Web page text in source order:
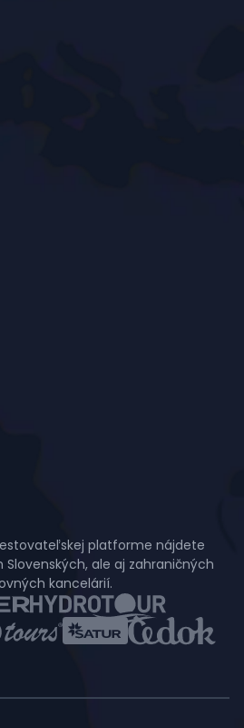
platforme nájdete
ale aj zahraničných
kancelárií.